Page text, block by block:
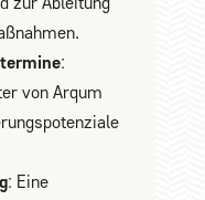
:
von Arqum
: Eine